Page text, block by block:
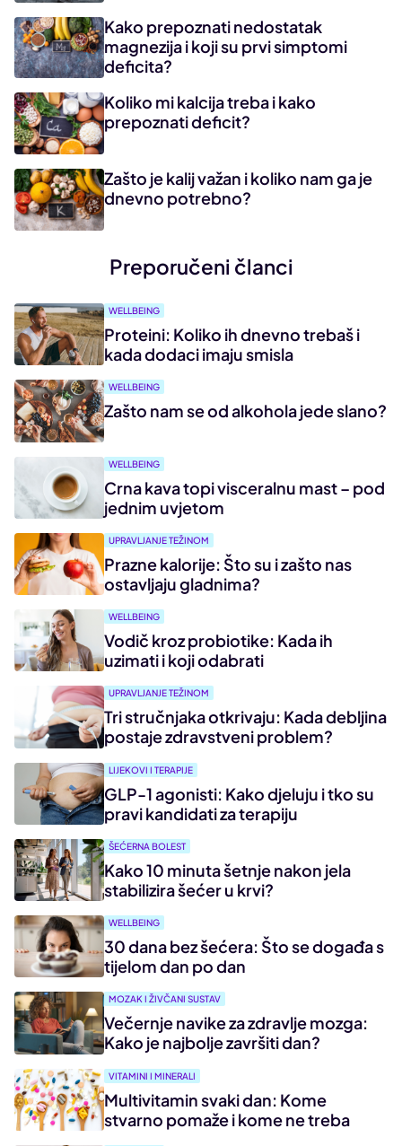
Kako prepoznati nedostatak
magnezija i koji su prvi simptomi
deficita?
Koliko mi kalcija treba i kako
prepoznati deficit?
Zašto je kalij važan i koliko nam ga je
dnevno potrebno?
Preporučeni članci
WELLBEING
Proteini: Koliko ih dnevno trebaš i
kada dodaci imaju smisla
WELLBEING
Zašto nam se od alkohola jede slano?
WELLBEING
Crna kava topi visceralnu mast – pod
jednim uvjetom
UPRAVLJANJE TEŽINOM
Prazne kalorije: Što su i zašto nas
ostavljaju gladnima?
WELLBEING
Vodič kroz probiotike: Kada ih
uzimati i koji odabrati
UPRAVLJANJE TEŽINOM
Tri stručnjaka otkrivaju: Kada debljina
postaje zdravstveni problem?
LIJEKOVI I TERAPIJE
GLP-1 agonisti: Kako djeluju i tko su
pravi kandidati za terapiju
ŠEĆERNA BOLEST
Kako 10 minuta šetnje nakon jela
stabilizira šećer u krvi?
WELLBEING
30 dana bez šećera: Što se događa s
tijelom dan po dan
MOZAK I ŽIVČANI SUSTAV
Večernje navike za zdravlje mozga:
Kako je najbolje završiti dan?
VITAMINI I MINERALI
Multivitamin svaki dan: Kome
stvarno pomaže i kome ne treba